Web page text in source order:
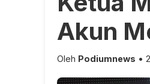
Akun
Oleh Podiumnews •